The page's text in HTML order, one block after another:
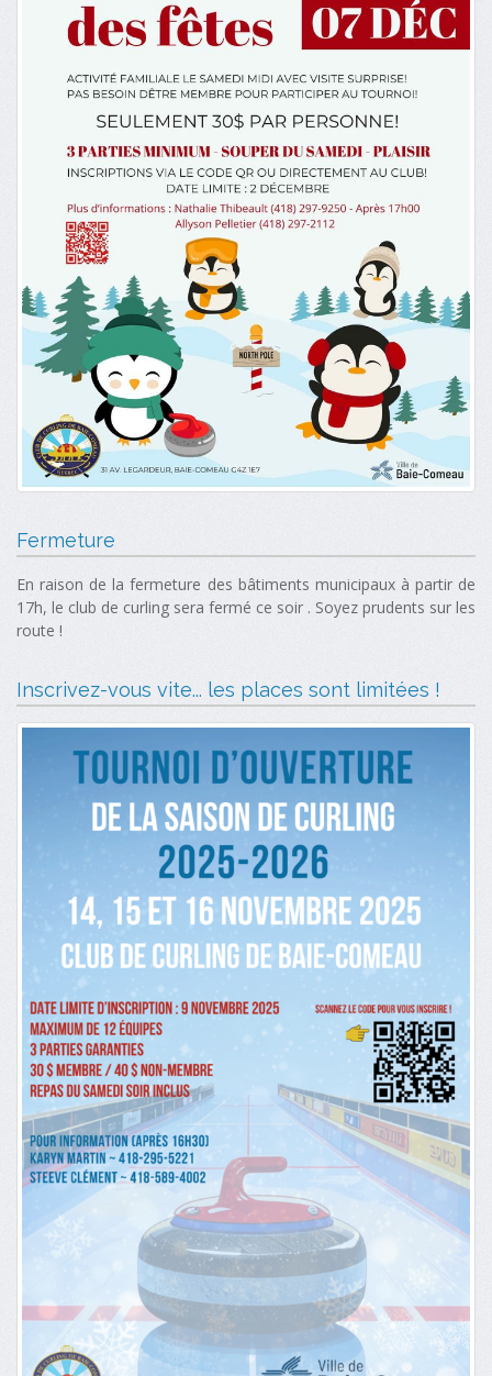
Fermeture
En raison de la fermeture des bâtiments municipaux à partir de
17h, le club de curling sera fermé ce soir . Soyez prudents sur les
route !
Inscrivez-vous vite... les places sont limitées !